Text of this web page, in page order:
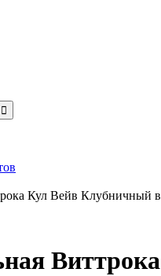
Кул Вейв Клубничный